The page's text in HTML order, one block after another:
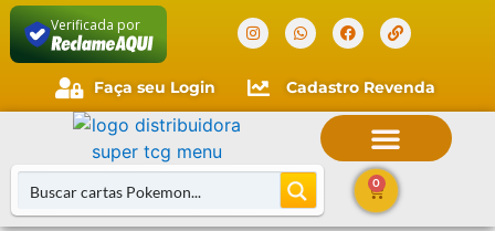
Verificada por
Faça seu Login Cadastro Revenda
0